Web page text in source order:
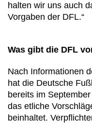
halten wir uns auch
Vorgaben der DFL.“
Was gibt die DFL
Nach Informationen
hat die Deutsche
bereits im
das etliche
beinhaltet.